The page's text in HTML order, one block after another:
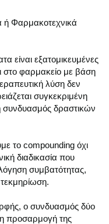
ή Φαρμακοτεχνικά
είναι εξατομικευμένες
στο φαρμακείο με βάση
λύση δεν
συγκεκριμένη
συνδυασμός δραστικών
το compounding όχι
διαδικασία που
συμβατότητας,
ο συνδυασμός δύο
προσαρμογή της